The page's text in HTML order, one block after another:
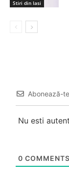
Stiri din Iasi
Abonează-te
Nu esti
0 COMMENTS